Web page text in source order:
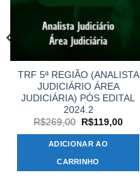
TRF 5ª REGIÃO (ANALISTA
JUDICIÁRIO ÁREA
JUDICIÁRIA) PÓS EDITAL
2024.2
R$269,00
O
original
era:
R$269,00.
R$119,00O
ADICIONAR AO
CARRINHO